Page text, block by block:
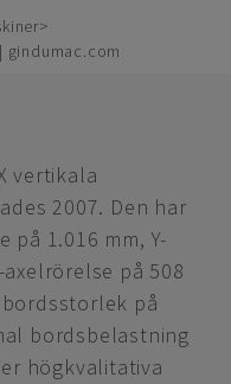
gindumac.com
vertikala
2007. Den har
på 1.016 mm, Y-
på 508
på
bordsbelastning
högkvalitativa